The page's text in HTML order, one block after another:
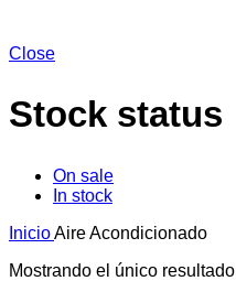
Close
Stock status
On sale
In stock
InicioAire Acondicionado
Mostrando el único resultado